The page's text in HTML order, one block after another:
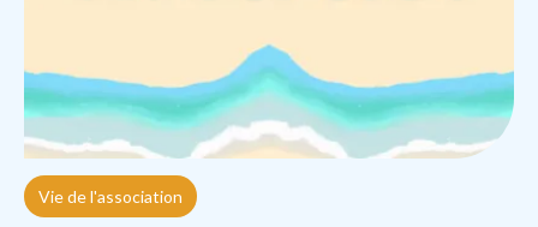
Vie de l'association